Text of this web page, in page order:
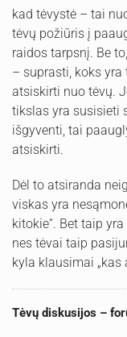
kad tėvystė – tai
tėvų požiūris į
raidos tarpsnį. Be
– suprasti, koks
atsiskirti nuo tėvų.
tikslas yra susisieti
išgyventi, tai
atsiskirti.
Dėl to atsiranda
viskas yra
kitokie“. Bet taip
nes tėvai taip
kyla klausimai „kas
Tėvų diskusijos –